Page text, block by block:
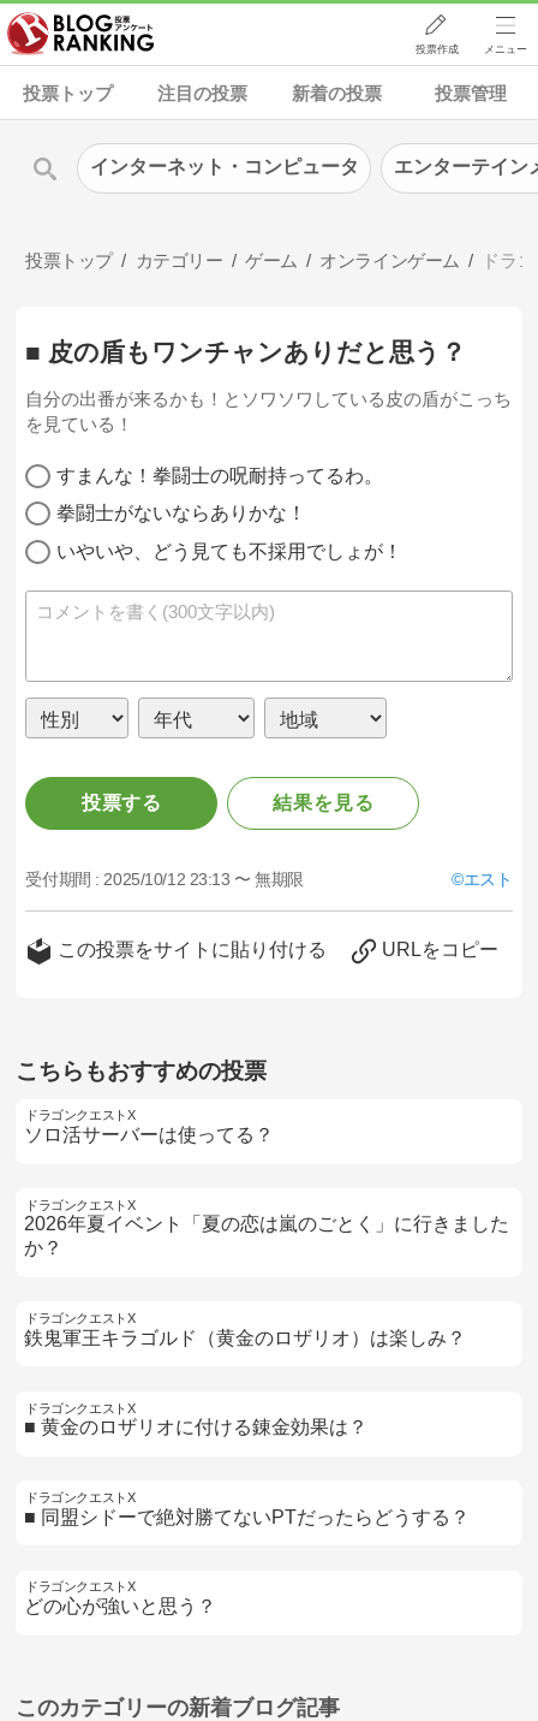
投票作成 メニュー
投票トップ 注目の投票 新着の投票 投票管理
投票トップ カテゴリー ゲーム オンラインゲーム ドラ
■ 皮の盾もワンチャンありだと思う？
自分の出番が来るかも！とソワソワしている皮の盾がこっち
を見ている！
すまんな！拳闘士の呪耐持ってるわ。
拳闘士がないならありかな！
いやいや、どう見ても不採用でしょが！
投票する 結果を見る
受付期間 :2025/10/12 23:13 〜 無期限 エスト
この投票をサイトに貼り付ける URLをコピー
こちらもおすすめの投票
ドラゴンクエストX
ソロ活サーバーは使ってる？
ドラゴンクエストX
2026年夏イベント「夏の恋は嵐のごとく」に行きました
か？
ドラゴンクエストX
鉄鬼軍王キラゴルド（黄金のロザリオ）は楽しみ？
ドラゴンクエストX
■ 黄金のロザリオに付ける錬金効果は？
ドラゴンクエストX
■ 同盟シドーで絶対勝てないPTだったらどうする？
ドラゴンクエストX
どの心が強いと思う？
このカテゴリーの新着ブログ記事
インターネット・コンピュータ エンターテイン